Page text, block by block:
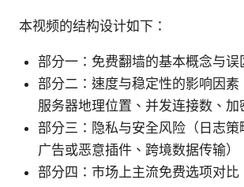
本视频的结构设计如下：
部分一：免费翻墙的基本概念与误
部分二：速度与稳定性的影响因素
服务器地理位置、并发连接数、加
部分三：隐私与安全风险（日志策
广告或恶意插件、跨境数据传输）
部分四：市场上主流免费选项对比